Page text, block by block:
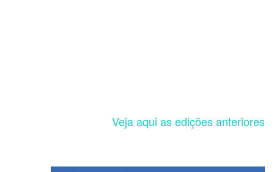
Veja aqui as edições anteriores